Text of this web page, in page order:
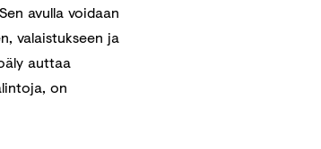
avulla voidaan
valaistukseen ja
auttaa
on